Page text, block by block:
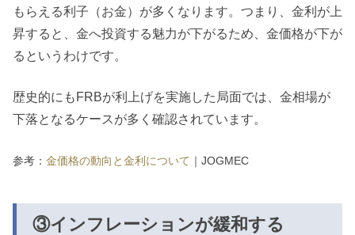
もらえる利子（お金）が多くなります。つまり、金利が上
昇すると、金へ投資する魅力が下がるため、金価格が下が
るというわけです。
歴史的にもFRBが利上げを実施した局面では、金相場が
下落となるケースが多く確認されています。
参考： 金価格の動向と金利について ｜JOGMEC
③インフレーションが緩和する